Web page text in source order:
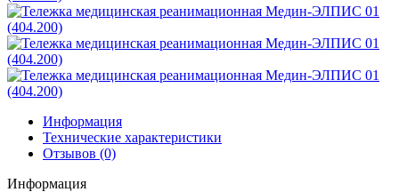
Информация
Технические характеристики
Отзывов (0)
Информация